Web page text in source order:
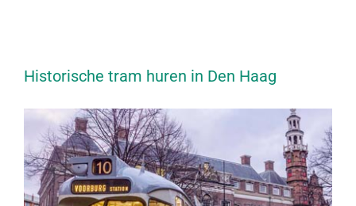
Historische tram huren in Den Haag